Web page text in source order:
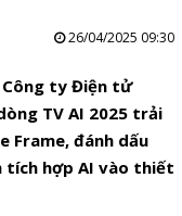
26/04/2025 09:30
Công ty Điện tử
TV AI 2025 trải
Frame, đánh dấu
hợp AI vào thiết